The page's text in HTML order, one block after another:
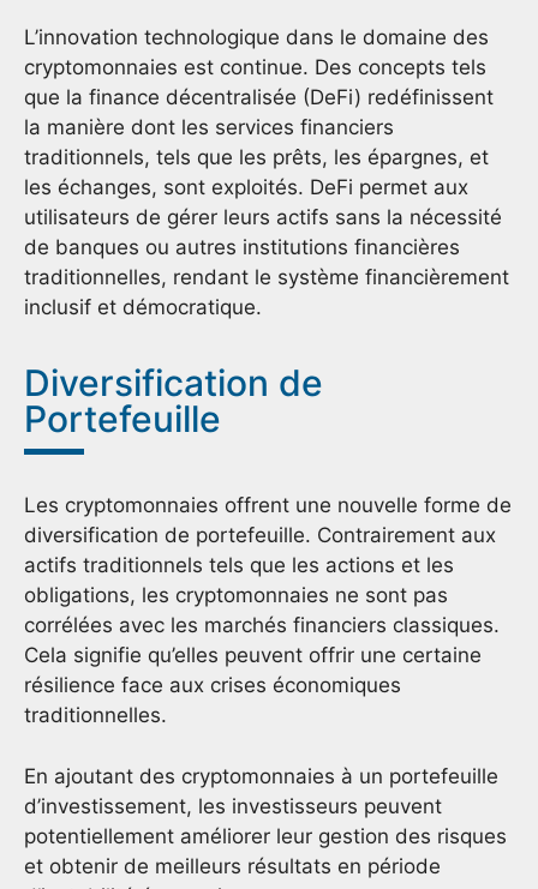
L’innovation technologique dans le domaine des
cryptomonnaies est continue. Des concepts tels
que la finance décentralisée (DeFi) redéfinissent
la manière dont les services financiers
traditionnels, tels que les prêts, les épargnes, et
les échanges, sont exploités. DeFi permet aux
utilisateurs de gérer leurs actifs sans la nécessité
de banques ou autres institutions financières
traditionnelles, rendant le système financièrement
inclusif et démocratique.
Diversification de
Portefeuille
Les cryptomonnaies offrent une nouvelle forme de
diversification de portefeuille. Contrairement aux
actifs traditionnels tels que les actions et les
obligations, les cryptomonnaies ne sont pas
corrélées avec les marchés financiers classiques.
Cela signifie qu’elles peuvent offrir une certaine
résilience face aux crises économiques
traditionnelles.
En ajoutant des cryptomonnaies à un portefeuille
d’investissement, les investisseurs peuvent
potentiellement améliorer leur gestion des risques
et obtenir de meilleurs résultats en période